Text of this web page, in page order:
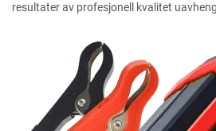
resultater av profesjonell kvalitet